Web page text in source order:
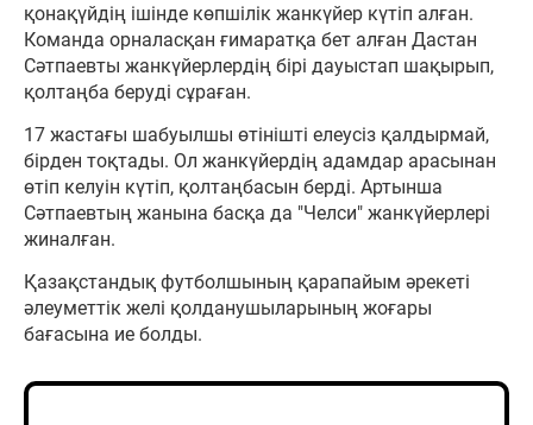
қонақүйдің ішінде көпшілік жанкүйер күтіп алған.
Команда орналасқан ғимаратқа бет алған Дастан
Сәтпаевты жанкүйерлердің бірі дауыстап шақырып,
қолтаңба беруді сұраған.
17 жастағы шабуылшы өтінішті елеусіз қалдырмай,
бірден тоқтады. Ол жанкүйердің адамдар арасынан
өтіп келуін күтіп, қолтаңбасын берді. Артынша
Сәтпаевтың жанына басқа да "Челси" жанкүйерлері
жиналған.
Қазақстандық футболшының қарапайым әрекеті
әлеуметтік желі қолданушыларының жоғары
бағасына ие болды.